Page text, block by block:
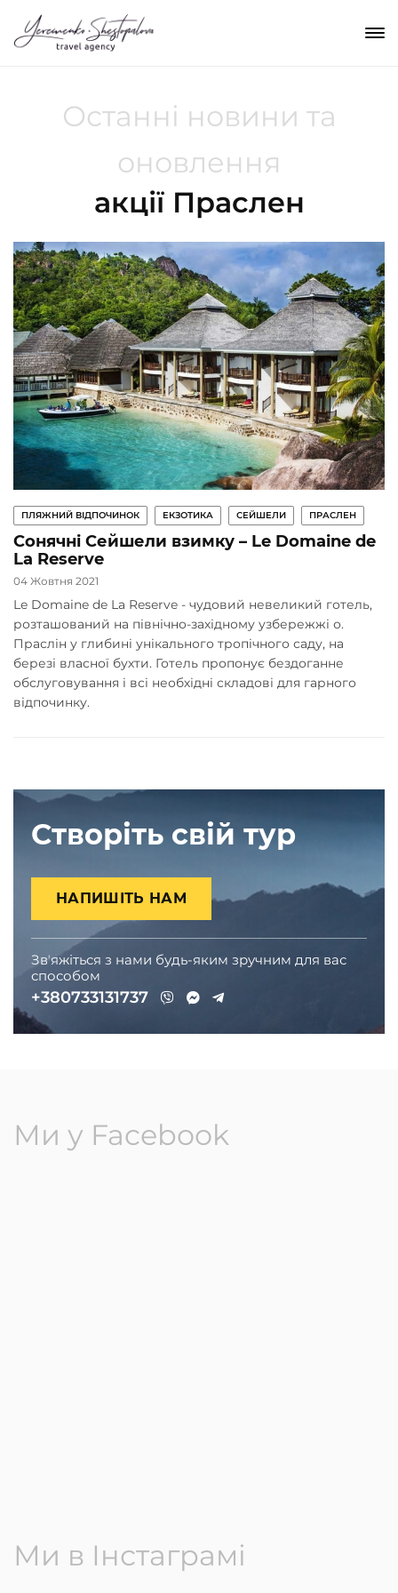
Останні новини та
оновлення
акції Праслен
ПЛЯЖНИЙ ВІДПОЧИНОК ЕКЗОТИКА СЕЙШЕЛИ ПРАСЛЕН
Сонячні Сейшели взимку – Le Domaine de
La Reserve
04 Жовтня 2021
Le Domaine de La Reserve - чудовий невеликий готель,
розташований на північно-західному узбережжі о.
Праслін у глибині унікального тропічного саду, на
березі власної бухти. Готель пропонує бездоганне
обслуговування і всі необхідні складові для гарного
відпочинку.
Створіть свій тур
НАПИШІТЬ НАМ
Звʼяжіться з нами будь-яким зручним для вас
способом
+380733131737
Ми у Facebook
Ми в Інстаграмі